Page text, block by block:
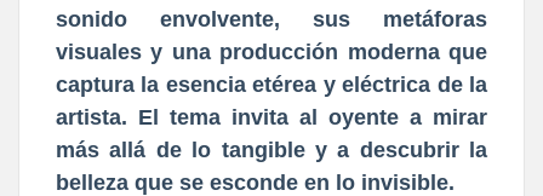
sonido envolvente, sus metáforas
visuales y una producción moderna que
captura la esencia etérea y eléctrica de la
artista. El tema invita al oyente a mirar
más allá de lo tangible y a descubrir la
belleza que se esconde en lo invisible.